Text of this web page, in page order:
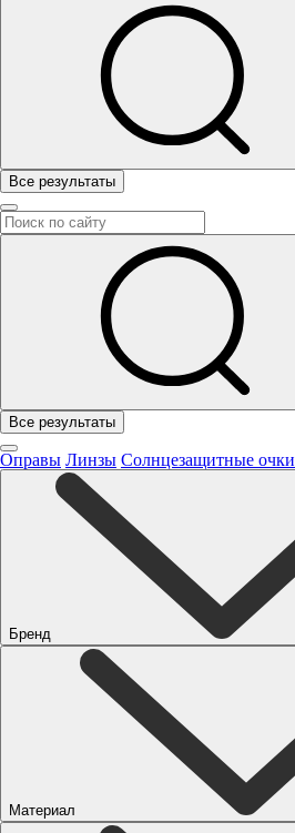
Все результаты
Все результаты
Оправы Линзы Солнцезащитные очки
Бренд
Материал